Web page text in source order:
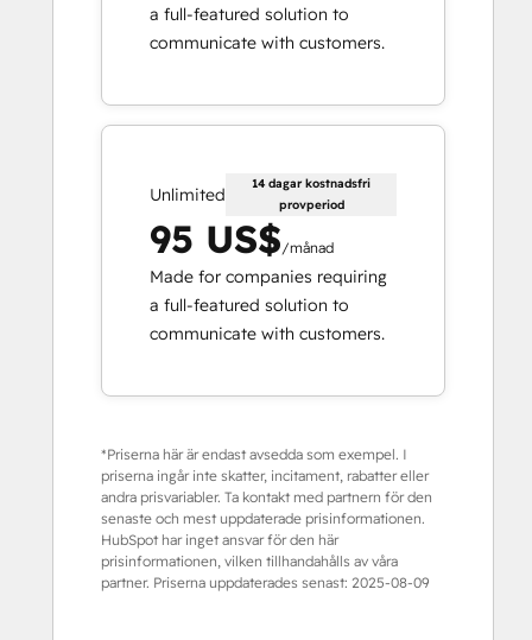
a full-featured solution to
communicate with customers.
Unlimited
14 dagar kostnadsfri
provperiod
95 US$/månad
Made for companies requiring
a full-featured solution to
communicate with customers.
*Priserna här är endast avsedda som exempel. I
priserna ingår inte skatter, incitament, rabatter eller
andra prisvariabler. Ta kontakt med partnern för den
senaste och mest uppdaterade prisinformationen.
HubSpot har inget ansvar för den här
prisinformationen, vilken tillhandahålls av våra
partner. Priserna uppdaterades senast: 2025-08-09